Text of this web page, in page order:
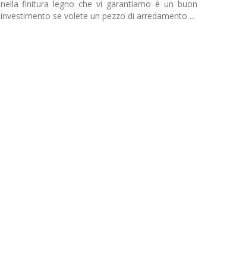
nella finitura legno che vi garantiamo è un buon
investimento se volete un pezzo di arredamento ...